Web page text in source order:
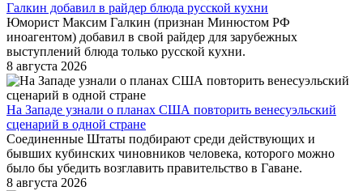
Галкин добавил в райдер блюда русской кухни
Юморист Максим Галкин (признан Минюстом РФ
иноагентом) добавил в свой райдер для зарубежных
выступлений блюда только русской кухни.
8 августа 2026
На Западе узнали о планах США повторить венесуэльский
сценарий в одной стране
Соединенные Штаты подбирают среди действующих и
бывших кубинских чиновников человека, которого можно
было бы убедить возглавить правительство в Гаване.
8 августа 2026